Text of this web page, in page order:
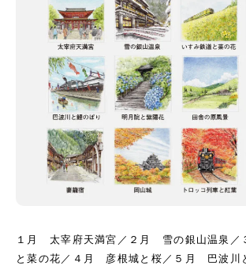
１月 太宰府天満宮／２月 雪の銀山温泉
と菜の花／４月 彦根城と桜／５月 巴波川